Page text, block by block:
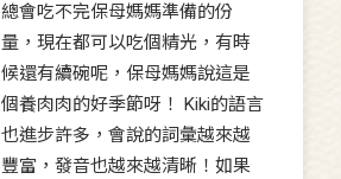
總會吃不完保母媽媽準備的份
量，現在都可以吃個精光，有時
候還有續碗呢，保母媽媽說這是
個養肉肉的好季節呀！ Kiki的語言
也進步許多，會說的詞彙越來越
豐富，發音也越來越清晰！如果